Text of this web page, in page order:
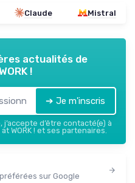
Claude Mistral
actualités de
!
➔ Je m'inscris
d’être contacté(e) à
WORK ! et ses partenaires.
sur Google